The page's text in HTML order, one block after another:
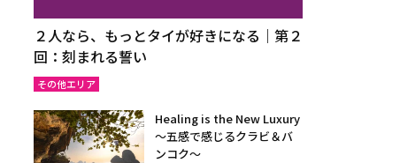
２人なら、もっとタイが好きになる｜第２
回：刻まれる誓い
その他エリア
Healing is the New Luxury
～五感で感じるクラビ＆バ
ンコク～